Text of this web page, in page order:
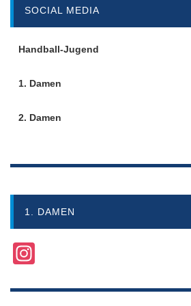
SOCIAL MEDIA
Handball-Jugend
1. Damen
2. Damen
1. DAMEN